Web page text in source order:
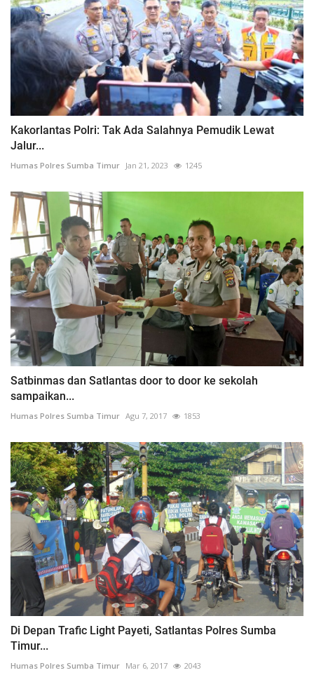
Kakorlantas Polri: Tak Ada Salahnya Pemudik Lewat
Jalur...
Humas Polres Sumba Timur Jan 21, 2023 1245
Satbinmas dan Satlantas door to door ke sekolah
sampaikan...
Humas Polres Sumba Timur Agu 7, 2017 1853
Di Depan Trafic Light Payeti, Satlantas Polres Sumba
Timur...
Humas Polres Sumba Timur Mar 6, 2017 2043